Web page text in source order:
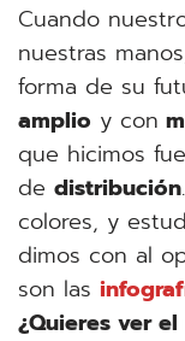
Cuando
nuestras
forma de su
amplio y con
que hicimos
de distribución
colores, y
dimos con al
son las
¿Quieres ver